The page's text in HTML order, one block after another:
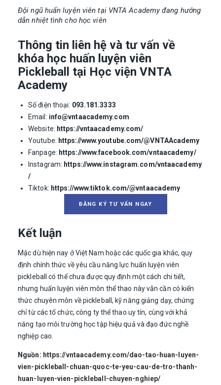
Đội ngũ huấn luyện viên tại VNTA Academy đang hướng
dẫn nhiệt tình cho học viên
Thông tin liên hệ và tư vấn về
khóa học huấn luyện viên
Pickleball tại Học viện VNTA
Academy
Số điện thoại: 093.181.3333
Email: info@vntaacademy.com
Website: https://vntaacademy.com/
Youtube: https://www.youtube.com/@VNTAAcademy
Fanpage: https://www.facebook.com/vntaacademy/
Instagram: https://www.instagram.com/vntaacademy
/
Tiktok: https://www.tiktok.com/@vntaacademy
ĐĂNG KÝ TƯ VẤN NGAY
Kết luận
Mặc dù hiện nay ở Việt Nam hoặc các quốc gia khác, quy
định chính thức về yêu cầu năng lực huấn luyện viên
pickleball có thể chưa được quy định một cách chi tiết,
nhưng huấn luyện viên môn thể thao này vẫn cần có kiến
thức chuyên môn về pickleball, kỹ năng giảng dạy, chứng
chỉ từ các tổ chức, công ty thể thao uy tín, cùng với khả
năng tạo môi trường học tập hiệu quả và đạo đức nghề
nghiệp cao.
Nguồn: https://vntaacademy.com/dao-tao-huan-luyen-
vien-pickleball-chuan-quoc-te-yeu-cau-de-tro-thanh-
huan-luyen-vien-pickleball-chuyen-nghiep/